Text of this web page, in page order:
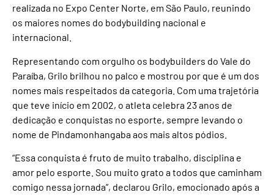
realizada no Expo Center Norte, em São Paulo, reunindo
os maiores nomes do bodybuilding nacional e
internacional.
Representando com orgulho os bodybuilders do Vale do
Paraíba, Grilo brilhou no palco e mostrou por que é um dos
nomes mais respeitados da categoria. Com uma trajetória
que teve início em 2002, o atleta celebra 23 anos de
dedicação e conquistas no esporte, sempre levando o
nome de Pindamonhangaba aos mais altos pódios.
“Essa conquista é fruto de muito trabalho, disciplina e
amor pelo esporte. Sou muito grato a todos que caminham
comigo nessa jornada”, declarou Grilo, emocionado após a